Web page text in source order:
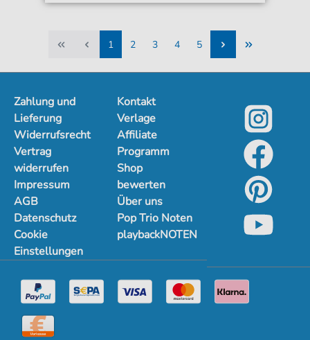
1
2
3
4
5
Zahlung und
Lieferung
Widerrufsrecht
Vertrag
widerrufen
Impressum
AGB
Datenschutz
Cookie
Einstellungen
Kontakt
Verlage
Affiliate
Programm
Shop
bewerten
Über uns
Pop Trio Noten
playbackNOTEN